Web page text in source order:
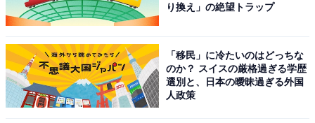
り換え」の絶望トラップ
「移民」に冷たいのはどっちな
のか？ スイスの厳格過ぎる学歴
選別と、日本の曖昧過ぎる外国
人政策